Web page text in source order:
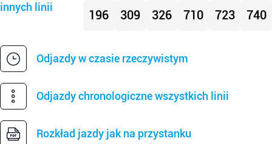
innych linii
196 309 326 710 723 740
Odjazdy w czasie rzeczywistym
Odjazdy chronologiczne wszystkich linii
Rozkład jazdy jak na przystanku